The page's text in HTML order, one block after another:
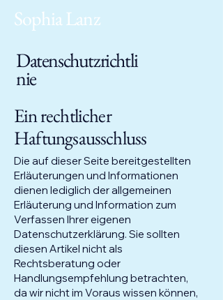
Sophia Lanz
Datenschutzrichtli
nie
Ein rechtlicher
Haftungsausschluss
Die auf dieser Seite bereitgestellten
Erläuterungen und Informationen
dienen lediglich der allgemeinen
Erläuterung und Information zum
Verfassen Ihrer eigenen
Datenschutzerklärung. Sie sollten
diesen Artikel nicht als
Rechtsberatung oder
Handlungsempfehlung betrachten,
da wir nicht im Voraus wissen können,